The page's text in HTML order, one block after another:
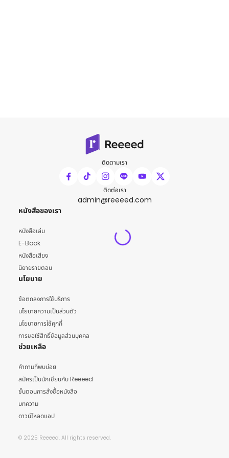
ติดตามเรา
ติดต่อเรา
admin@reeeed.com
หนังสือของเรา
หนังสือเล่ม
E-Book
หนังสือเสียง
นิยายรายตอน
นโยบาย
ข้อตกลงการใช้บริการ
นโยบายความเป็นส่วนตัว
นโยบายการใช้คุกกี้
การขอใช้สิทธิ์ข้อมูลส่วนบุคคล
ช่วยเหลือ
คำถามที่พบบ่อย
สมัครเป็นนักเขียนกับ Reeeed
ขั้นตอนการสั่งซื้อหนังสือ
บทความ
ดาวน์โหลดแอป
© 2025 Reeeed. All rights reserved.